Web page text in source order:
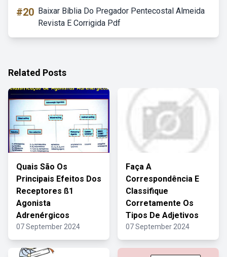
#20 Baixar Bíblia Do Pregador Pentecostal Almeida
Revista E Corrigida Pdf
Related Posts
Quais São Os
Principais Efeitos Dos
Receptores ß1
Agonista
Adrenérgicos
07 September 2024
Faça A
Correspondência E
Classifique
Corretamente Os
Tipos De Adjetivos
07 September 2024